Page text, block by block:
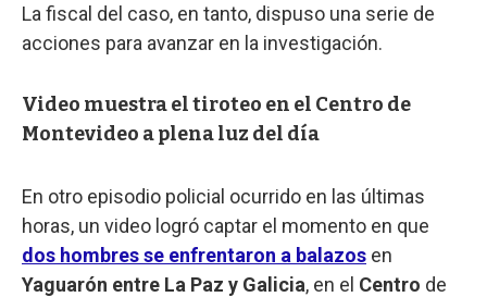
La fiscal del caso, en tanto, dispuso una serie de
acciones para avanzar en la investigación.
Video muestra el tiroteo en el Centro de
Montevideo a plena luz del día
En otro episodio policial ocurrido en las últimas
horas, un video logró captar el momento en que
dos hombres se enfrentaron a balazos en
Yaguarón entre La Paz y Galicia, en el Centro de